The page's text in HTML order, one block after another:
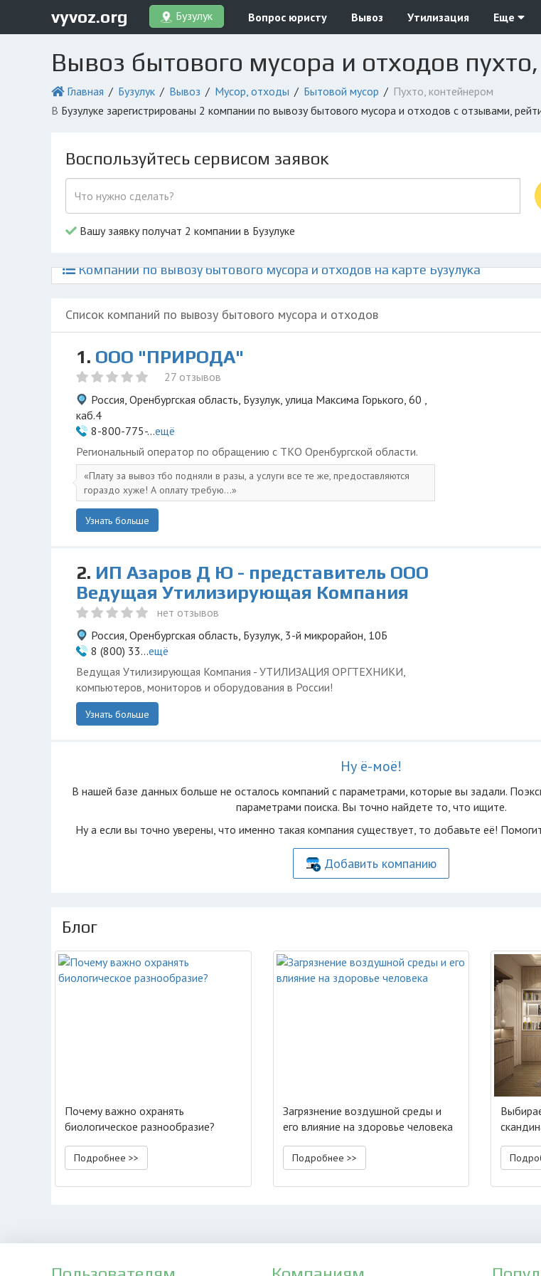
vyvoz.org Бузулук Вопрос юристу Вывоз Утилизация Еще
Вывоз бытового мусора и отходов
Главная Бузулук Вывоз Мусор, отходы Бытовой мусор
Пухто, контейнером
в Бузулуке зарегистрированы 2 компании по вывозу бытового мусора и отходов с отзывами,
Воспользуйтесь сервисом заявок
Вашу заявку получат 2 компании в Бузулуке
Компании по вывозу бытового мусора и отходов на карте Бузулука
Список компаний по вывозу бытового мусора и отходов
1. ООО "ПРИРОДА"
27 отзывов
Россия, Оренбургская область, Бузулук, улица Максима Горького, 60 ,
каб.4
8-800-775-...ещё
Региональный оператор по обращению с ТКО Оренбургской области.
Плату за вывоз тбо подняли в разы, а услуги все те же, предоставляются
гораздо хуже! А оплату требую...
Узнать больше
2. ИП Азаров Д Ю - представитель ООО
Ведущая Утилизирующая Компания
нет отзывов
Россия, Оренбургская область, Бузулук, 3-й микрорайон, 10Б
8 (800) 33...ещё
Ведущая Утилизирующая Компания - УТИЛИЗАЦИЯ ОРГТЕХНИКИ,
компьютеров, мониторов и оборудования в России!
Узнать больше
Ну ё-моё!
В нашей базе данных больше не осталоcь компаний с параметрами, которые вы задали.
параметрами поиска. Вы точно найдете то, что ищите.
Ну а если вы точно уверены, что именно такая компания существует, то добавьте её!
Добавить компанию
Блог
Почему важно охранять
биологическое разнообразие?
Подробнее >>
Загрязнение воздушной среды и
его влияние на здоровье человека
Подробнее >>